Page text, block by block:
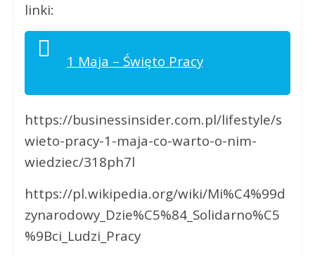
linki:
1 Maja – Święto Pracy
https://businessinsider.com.pl/lifestyle/s
wieto-pracy-1-maja-co-warto-o-nim-
wiedziec/318ph7l
https://pl.wikipedia.org/wiki/Mi%C4%99d
zynarodowy_Dzie%C5%84_Solidarno%C5
%9Bci_Ludzi_Pracy